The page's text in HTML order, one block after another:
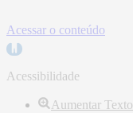
Acessar o conteúdo
Abrir
a
barra
ferramentas
Acessibilidade
Aumentar Texto